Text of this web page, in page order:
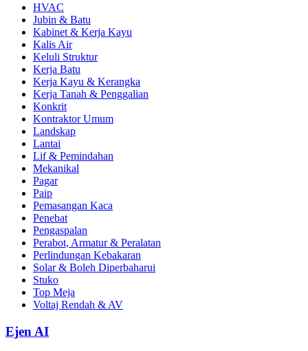
HVAC
Jubin & Batu
Kabinet & Kerja Kayu
Kalis Air
Keluli Struktur
Kerja Batu
Kerja Kayu & Kerangka
Kerja Tanah & Penggalian
Konkrit
Kontraktor Umum
Landskap
Lantai
Lif & Pemindahan
Mekanikal
Pagar
Paip
Pemasangan Kaca
Penebat
Pengaspalan
Perabot, Armatur & Peralatan
Perlindungan Kebakaran
Solar & Boleh Diperbaharui
Stuko
Top Meja
Voltaj Rendah & AV
Ejen AI